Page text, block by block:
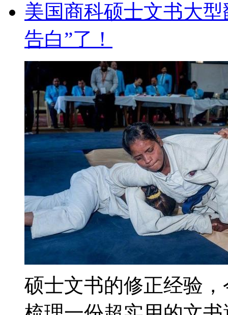
美国商科硕士文书大
告白”了！
硕士文书的修正经验